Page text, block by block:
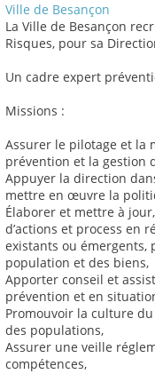
Ville de Besançon
La Ville de Besançon
Risques, pour sa
Un cadre expert
Missions :
Assurer le pilotage et la
prévention et la gestion
Appuyer la direction
mettre en œuvre la
Élaborer et mettre à
d’actions et process en
existants ou émergents,
population et des biens,
Apporter conseil et
prévention et en
Promouvoir la culture
des populations,
Assurer une veille
compétences,